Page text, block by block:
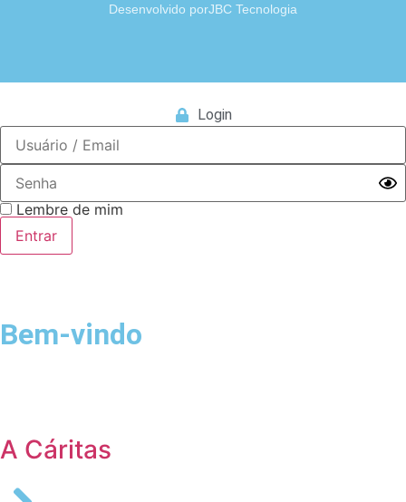
Desenvolvido porJBC Tecnologia
Login
Lembre de mim
Bem-vindo
A Cáritas